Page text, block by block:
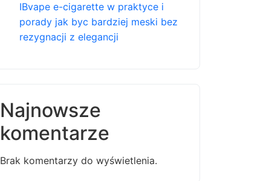
IBvape e-cigarette w praktyce i
porady jak byc bardziej meski bez
rezygnacji z elegancji
Najnowsze
komentarze
Brak komentarzy do wyświetlenia.